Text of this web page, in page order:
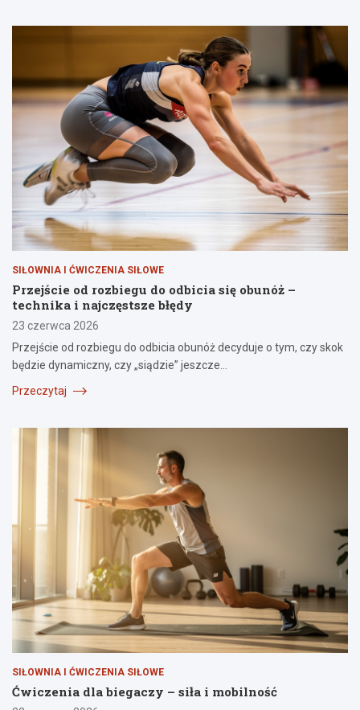
SIŁOWNIA I ĆWICZENIA SIŁOWE
Przejście od rozbiegu do odbicia się obunóż –
technika i najczęstsze błędy
23 czerwca 2026
Przejście od rozbiegu do odbicia obunóż decyduje o tym, czy skok
będzie dynamiczny, czy „siądzie” jeszcze…
Przeczytaj
SIŁOWNIA I ĆWICZENIA SIŁOWE
Ćwiczenia dla biegaczy – siła i mobilność